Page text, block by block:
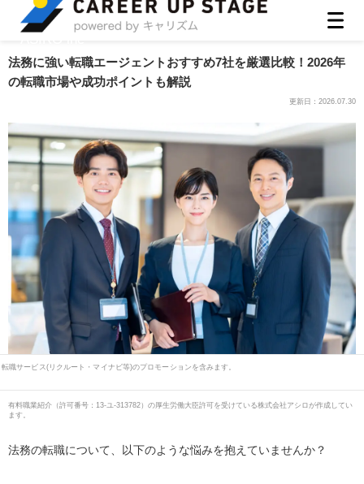
法務に強い転職エージェントおすすめ7社を厳選比較！2026年
の転職市場や成功ポイントも解説
更新日：2026.07.30
転職サービス(リクルート・マイナビ等)のプロモーションを含みます。
有料職業紹介（許可番号：13-ユ-313782）の厚生労働大臣許可を受けている株式会社アシロが作成してい
ます。
法務の転職について、以下のような悩みを抱えていませんか？